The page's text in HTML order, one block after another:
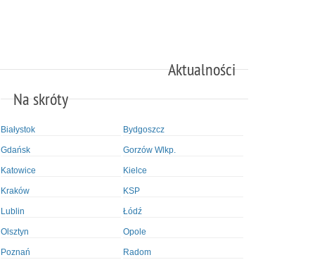
Aktualności
Na skróty
Białystok Bydgoszcz
Gdańsk Gorzów Wlkp.
Katowice Kielce
Kraków KSP
Lublin Łódź
Olsztyn Opole
Poznań Radom